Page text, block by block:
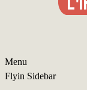
Menu
Flyin Sidebar